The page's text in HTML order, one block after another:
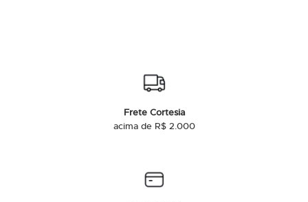
Frete Cortesia
acima de R$ 2.000